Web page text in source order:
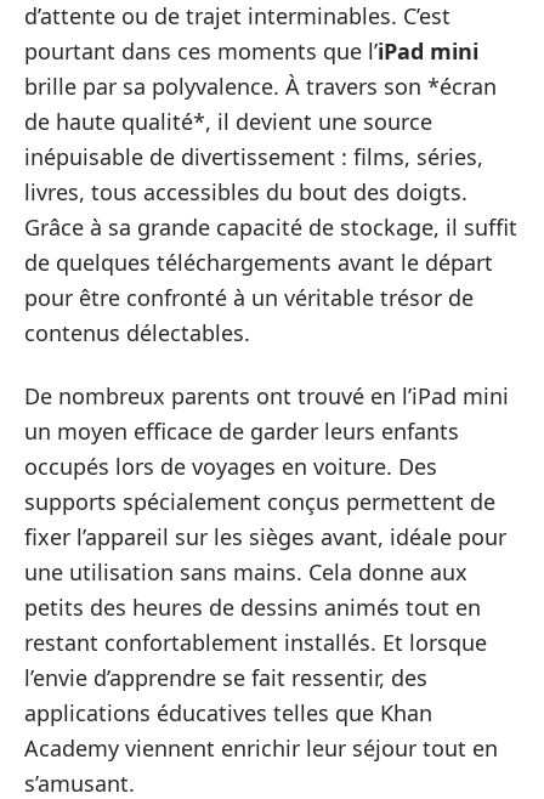
d’attente ou de trajet interminables. C’est
pourtant dans ces moments que l’iPad mini
brille par sa polyvalence. À travers son *écran
de haute qualité*, il devient une source
inépuisable de divertissement : films, séries,
livres, tous accessibles du bout des doigts.
Grâce à sa grande capacité de stockage, il suffit
de quelques téléchargements avant le départ
pour être confronté à un véritable trésor de
contenus délectables.
De nombreux parents ont trouvé en l’iPad mini
un moyen efficace de garder leurs enfants
occupés lors de voyages en voiture. Des
supports spécialement conçus permettent de
fixer l’appareil sur les sièges avant, idéale pour
une utilisation sans mains. Cela donne aux
petits des heures de dessins animés tout en
restant confortablement installés. Et lorsque
l’envie d’apprendre se fait ressentir, des
applications éducatives telles que Khan
Academy viennent enrichir leur séjour tout en
s’amusant.